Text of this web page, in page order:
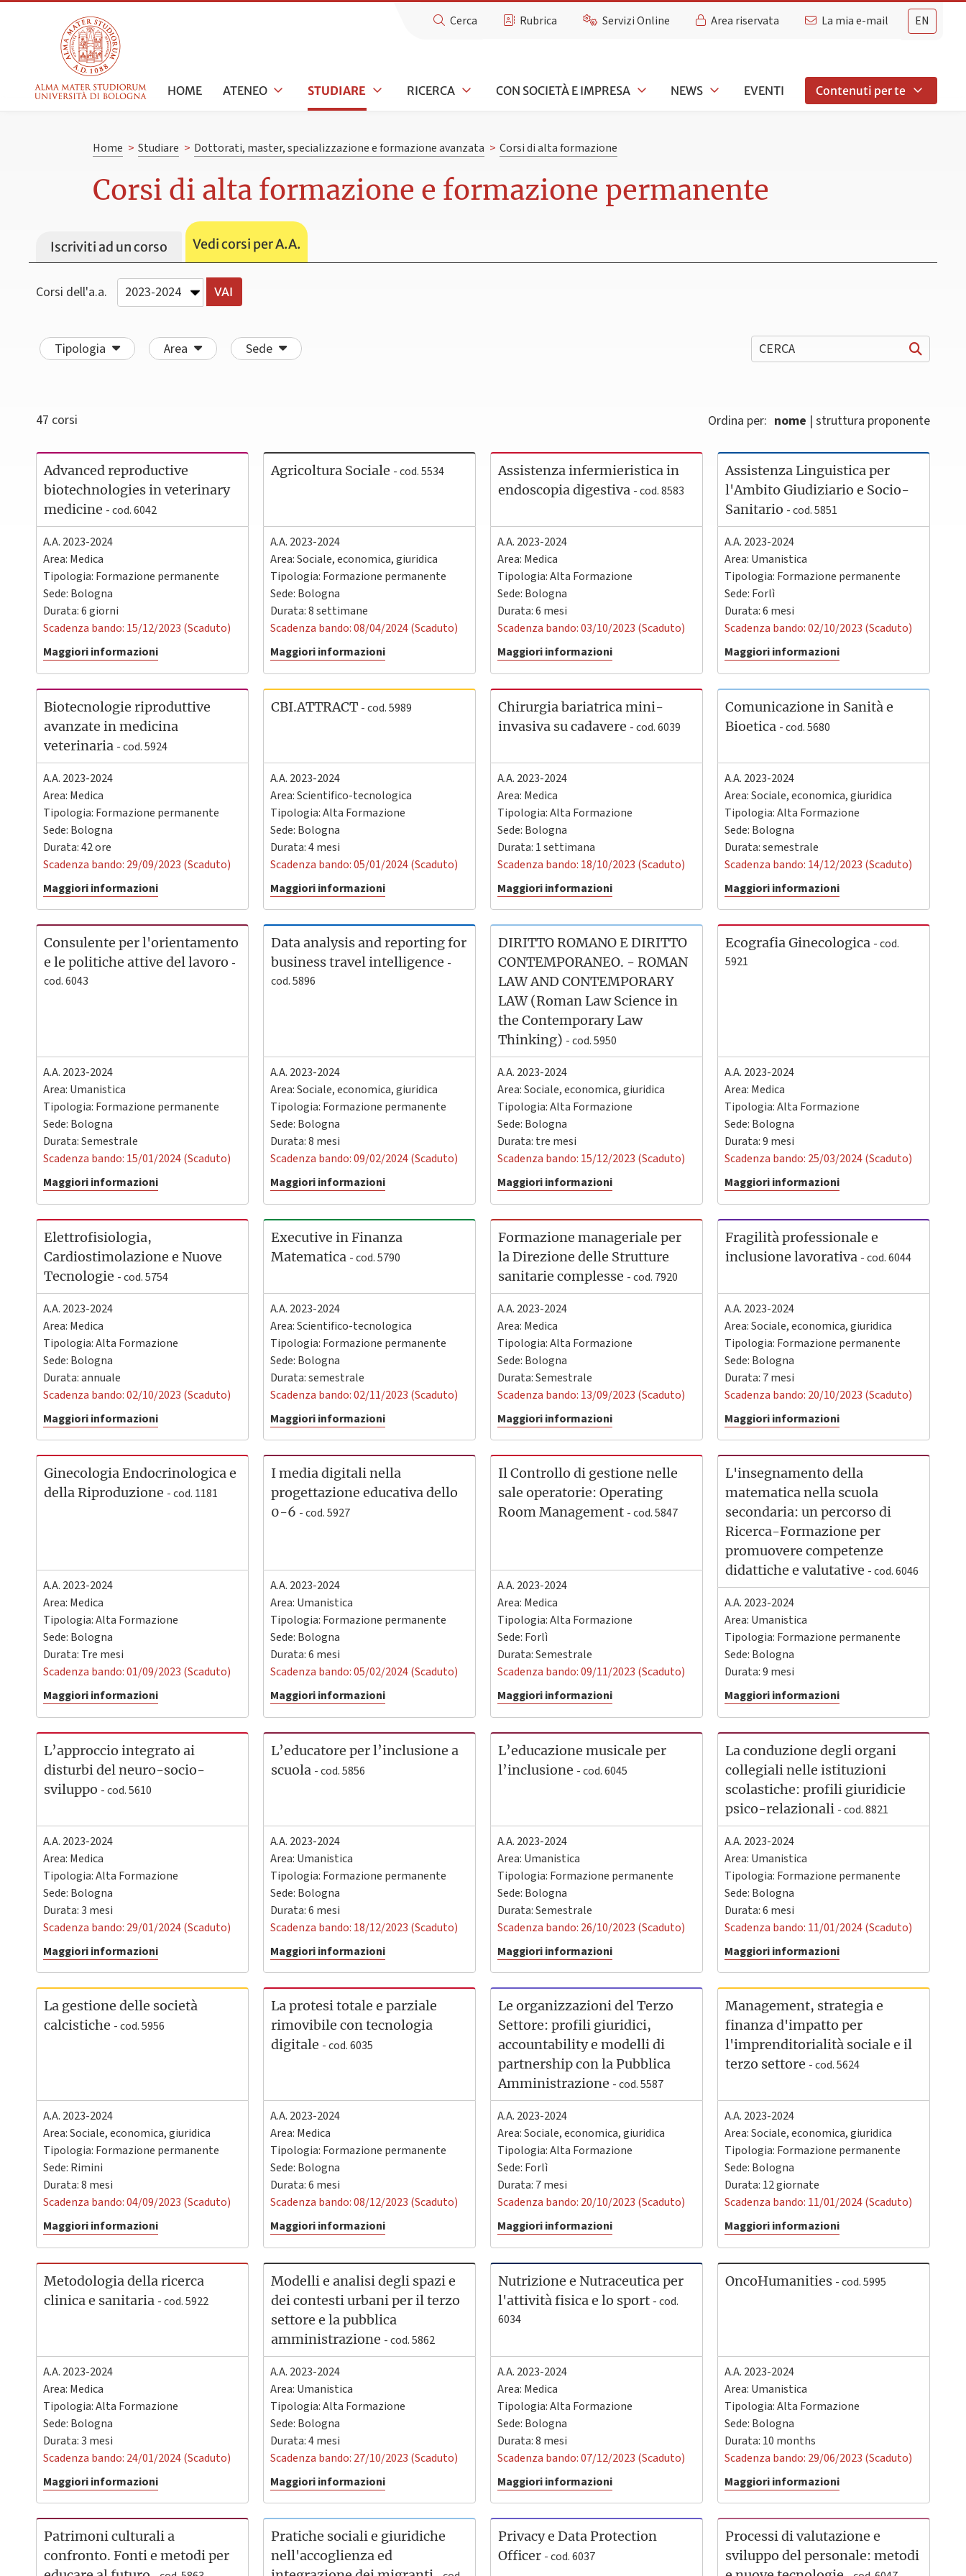
EN
Cerca Rubrica Servizi Online Area riservata La mia e-mail
HOME ATENEO STUDIARE RICERCA CON SOCIETÀ E IMPRESA NEWS EVENTI Contenuti per te
Home > Studiare > Dottorati, master, specializzazione e formazione avanzata > Corsi di alta formazione
Corsi di alta formazione e formazione permanente
Iscriviti ad un corso Vedi corsi per A.A.
Corsi dell'a.a.
Tipologia Area Sede CERCA
47 corsi Ordina per: nome struttura proponente
Advanced reproductive
biotechnologies in veterinary
medicine - cod. 6042
A.A. 2023-2024
Area: Medica
Tipologia: Formazione permanente
Sede: Bologna
Durata: 6 giorni
Scadenza bando: 15/12/2023 (Scaduto)
Maggiori informazioni
Agricoltura Sociale - cod. 5534
A.A. 2023-2024
Area: Sociale, economica, giuridica
Tipologia: Formazione permanente
Sede: Bologna
Durata: 8 settimane
Scadenza bando: 08/04/2024 (Scaduto)
Maggiori informazioni
Assistenza infermieristica in
endoscopia digestiva - cod. 8583
A.A. 2023-2024
Area: Medica
Tipologia: Alta Formazione
Sede: Bologna
Durata: 6 mesi
Scadenza bando: 03/10/2023 (Scaduto)
Maggiori informazioni
Assistenza Linguistica per
l'Ambito Giudiziario e Socio-
Sanitario - cod. 5851
A.A. 2023-2024
Area: Umanistica
Tipologia: Formazione permanente
Sede: Forlì
Durata: 6 mesi
Scadenza bando: 02/10/2023 (Scaduto)
Maggiori informazioni
Biotecnologie riproduttive
avanzate in medicina
veterinaria - cod. 5924
A.A. 2023-2024
Area: Medica
Tipologia: Formazione permanente
Sede: Bologna
Durata: 42 ore
Scadenza bando: 29/09/2023 (Scaduto)
Maggiori informazioni
CBI.ATTRACT - cod. 5989
A.A. 2023-2024
Area: Scientifico-tecnologica
Tipologia: Alta Formazione
Sede: Bologna
Durata: 4 mesi
Scadenza bando: 05/01/2024 (Scaduto)
Maggiori informazioni
Chirurgia bariatrica mini-
invasiva su cadavere - cod. 6039
A.A. 2023-2024
Area: Medica
Tipologia: Alta Formazione
Sede: Bologna
Durata: 1 settimana
Scadenza bando: 18/10/2023 (Scaduto)
Maggiori informazioni
Comunicazione in Sanità e
Bioetica - cod. 5680
A.A. 2023-2024
Area: Sociale, economica, giuridica
Tipologia: Alta Formazione
Sede: Bologna
Durata: semestrale
Scadenza bando: 14/12/2023 (Scaduto)
Maggiori informazioni
Consulente per l'orientamento
e le politiche attive del lavoro -
cod. 6043
A.A. 2023-2024
Area: Umanistica
Tipologia: Formazione permanente
Sede: Bologna
Durata: Semestrale
Scadenza bando: 15/01/2024 (Scaduto)
Maggiori informazioni
Data analysis and reporting for
business travel intelligence -
cod. 5896
A.A. 2023-2024
Area: Sociale, economica, giuridica
Tipologia: Formazione permanente
Sede: Bologna
Durata: 8 mesi
Scadenza bando: 09/02/2024 (Scaduto)
Maggiori informazioni
DIRITTO ROMANO E DIRITTO
CONTEMPORANEO. - ROMAN
LAW AND CONTEMPORARY
LAW (Roman Law Science in
the Contemporary Law
Thinking) - cod. 5950
A.A. 2023-2024
Area: Sociale, economica, giuridica
Tipologia: Alta Formazione
Sede: Bologna
Durata: tre mesi
Scadenza bando: 15/12/2023 (Scaduto)
Maggiori informazioni
Ecografia Ginecologica - cod.
5921
A.A. 2023-2024
Area: Medica
Tipologia: Alta Formazione
Sede: Bologna
Durata: 9 mesi
Scadenza bando: 25/03/2024 (Scaduto)
Maggiori informazioni
Elettrofisiologia,
Cardiostimolazione e Nuove
Tecnologie - cod. 5754
A.A. 2023-2024
Area: Medica
Tipologia: Alta Formazione
Sede: Bologna
Durata: annuale
Scadenza bando: 02/10/2023 (Scaduto)
Maggiori informazioni
Executive in Finanza
Matematica - cod. 5790
A.A. 2023-2024
Area: Scientifico-tecnologica
Tipologia: Formazione permanente
Sede: Bologna
Durata: semestrale
Scadenza bando: 02/11/2023 (Scaduto)
Maggiori informazioni
Formazione manageriale per
la Direzione delle Strutture
sanitarie complesse - cod. 7920
A.A. 2023-2024
Area: Medica
Tipologia: Alta Formazione
Sede: Bologna
Durata: Semestrale
Scadenza bando: 13/09/2023 (Scaduto)
Maggiori informazioni
Fragilità professionale e
inclusione lavorativa - cod. 6044
A.A. 2023-2024
Area: Sociale, economica, giuridica
Tipologia: Formazione permanente
Sede: Bologna
Durata: 7 mesi
Scadenza bando: 20/10/2023 (Scaduto)
Maggiori informazioni
Ginecologia Endocrinologica e
della Riproduzione - cod. 1181
A.A. 2023-2024
Area: Medica
Tipologia: Alta Formazione
Sede: Bologna
Durata: Tre mesi
Scadenza bando: 01/09/2023 (Scaduto)
Maggiori informazioni
I media digitali nella
progettazione educativa dello
0-6 - cod. 5927
A.A. 2023-2024
Area: Umanistica
Tipologia: Formazione permanente
Sede: Bologna
Durata: 6 mesi
Scadenza bando: 05/02/2024 (Scaduto)
Maggiori informazioni
Il Controllo di gestione nelle
sale operatorie: Operating
Room Management - cod. 5847
A.A. 2023-2024
Area: Medica
Tipologia: Alta Formazione
Sede: Forlì
Durata: Semestrale
Scadenza bando: 09/11/2023 (Scaduto)
Maggiori informazioni
L'insegnamento della
matematica nella scuola
secondaria: un percorso di
Ricerca-Formazione per
promuovere competenze
didattiche e valutative - cod. 6046
A.A. 2023-2024
Area: Umanistica
Tipologia: Formazione permanente
Sede: Bologna
Durata: 9 mesi
Maggiori informazioni
L’approccio integrato ai
disturbi del neuro-socio-
sviluppo - cod. 5610
A.A. 2023-2024
Area: Medica
Tipologia: Alta Formazione
Sede: Bologna
Durata: 3 mesi
Scadenza bando: 29/01/2024 (Scaduto)
Maggiori informazioni
L’educatore per l’inclusione a
scuola - cod. 5856
A.A. 2023-2024
Area: Umanistica
Tipologia: Formazione permanente
Sede: Bologna
Durata: 6 mesi
Scadenza bando: 18/12/2023 (Scaduto)
Maggiori informazioni
L’educazione musicale per
l’inclusione - cod. 6045
A.A. 2023-2024
Area: Umanistica
Tipologia: Formazione permanente
Sede: Bologna
Durata: Semestrale
Scadenza bando: 26/10/2023 (Scaduto)
Maggiori informazioni
La conduzione degli organi
collegiali nelle istituzioni
scolastiche: profili giuridicie
psico-relazionali - cod. 8821
A.A. 2023-2024
Area: Umanistica
Tipologia: Formazione permanente
Sede: Bologna
Durata: 6 mesi
Scadenza bando: 11/01/2024 (Scaduto)
Maggiori informazioni
La gestione delle società
calcistiche - cod. 5956
A.A. 2023-2024
Area: Sociale, economica, giuridica
Tipologia: Formazione permanente
Sede: Rimini
Durata: 8 mesi
Scadenza bando: 04/09/2023 (Scaduto)
Maggiori informazioni
La protesi totale e parziale
rimovibile con tecnologia
digitale - cod. 6035
A.A. 2023-2024
Area: Medica
Tipologia: Formazione permanente
Sede: Bologna
Durata: 6 mesi
Scadenza bando: 08/12/2023 (Scaduto)
Maggiori informazioni
Le organizzazioni del Terzo
Settore: profili giuridici,
accountability e modelli di
partnership con la Pubblica
Amministrazione - cod. 5587
A.A. 2023-2024
Area: Sociale, economica, giuridica
Tipologia: Alta Formazione
Sede: Forlì
Durata: 7 mesi
Scadenza bando: 20/10/2023 (Scaduto)
Maggiori informazioni
Management, strategia e
finanza d'impatto per
l'imprenditorialità sociale e il
terzo settore - cod. 5624
A.A. 2023-2024
Area: Sociale, economica, giuridica
Tipologia: Formazione permanente
Sede: Bologna
Durata: 12 giornate
Scadenza bando: 11/01/2024 (Scaduto)
Maggiori informazioni
Metodologia della ricerca
clinica e sanitaria - cod. 5922
A.A. 2023-2024
Area: Medica
Tipologia: Alta Formazione
Sede: Bologna
Durata: 3 mesi
Scadenza bando: 24/01/2024 (Scaduto)
Maggiori informazioni
Modelli e analisi degli spazi e
dei contesti urbani per il terzo
settore e la pubblica
amministrazione - cod. 5862
A.A. 2023-2024
Area: Umanistica
Tipologia: Alta Formazione
Sede: Bologna
Durata: 4 mesi
Scadenza bando: 27/10/2023 (Scaduto)
Maggiori informazioni
Nutrizione e Nutraceutica per
l'attività fisica e lo sport - cod.
6034
A.A. 2023-2024
Area: Medica
Tipologia: Alta Formazione
Sede: Bologna
Durata: 8 mesi
Scadenza bando: 07/12/2023 (Scaduto)
Maggiori informazioni
OncoHumanities - cod. 5995
A.A. 2023-2024
Area: Umanistica
Tipologia: Alta Formazione
Sede: Bologna
Durata: 10 months
Scadenza bando: 29/06/2023 (Scaduto)
Maggiori informazioni
Patrimoni culturali a
confronto. Fonti e metodi per
Pratiche sociali e giuridiche
nell'accoglienza ed
Privacy e Data Protection
Officer - cod. 6037
Processi di valutazione e
sviluppo del personale: metodi